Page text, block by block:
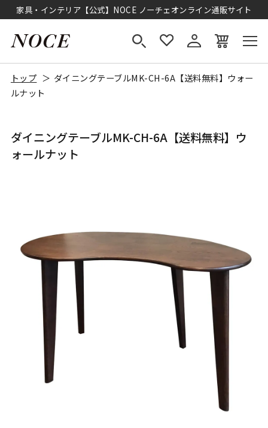
家具・インテリア【公式】NOCE ノーチェオンライン通販サイト
トップ
ダイニングテーブルMK-CH-6A【送料無料】ウォー
ルナット
ダイニングテーブルMK-CH-6A【送料無料】ウ
ォールナット